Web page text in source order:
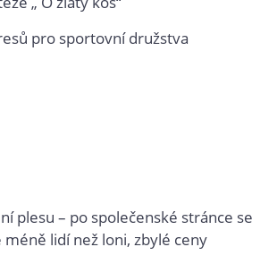
pro sportovní družstva
plesu – po společenské stránce se
lidí než loni, zbylé ceny